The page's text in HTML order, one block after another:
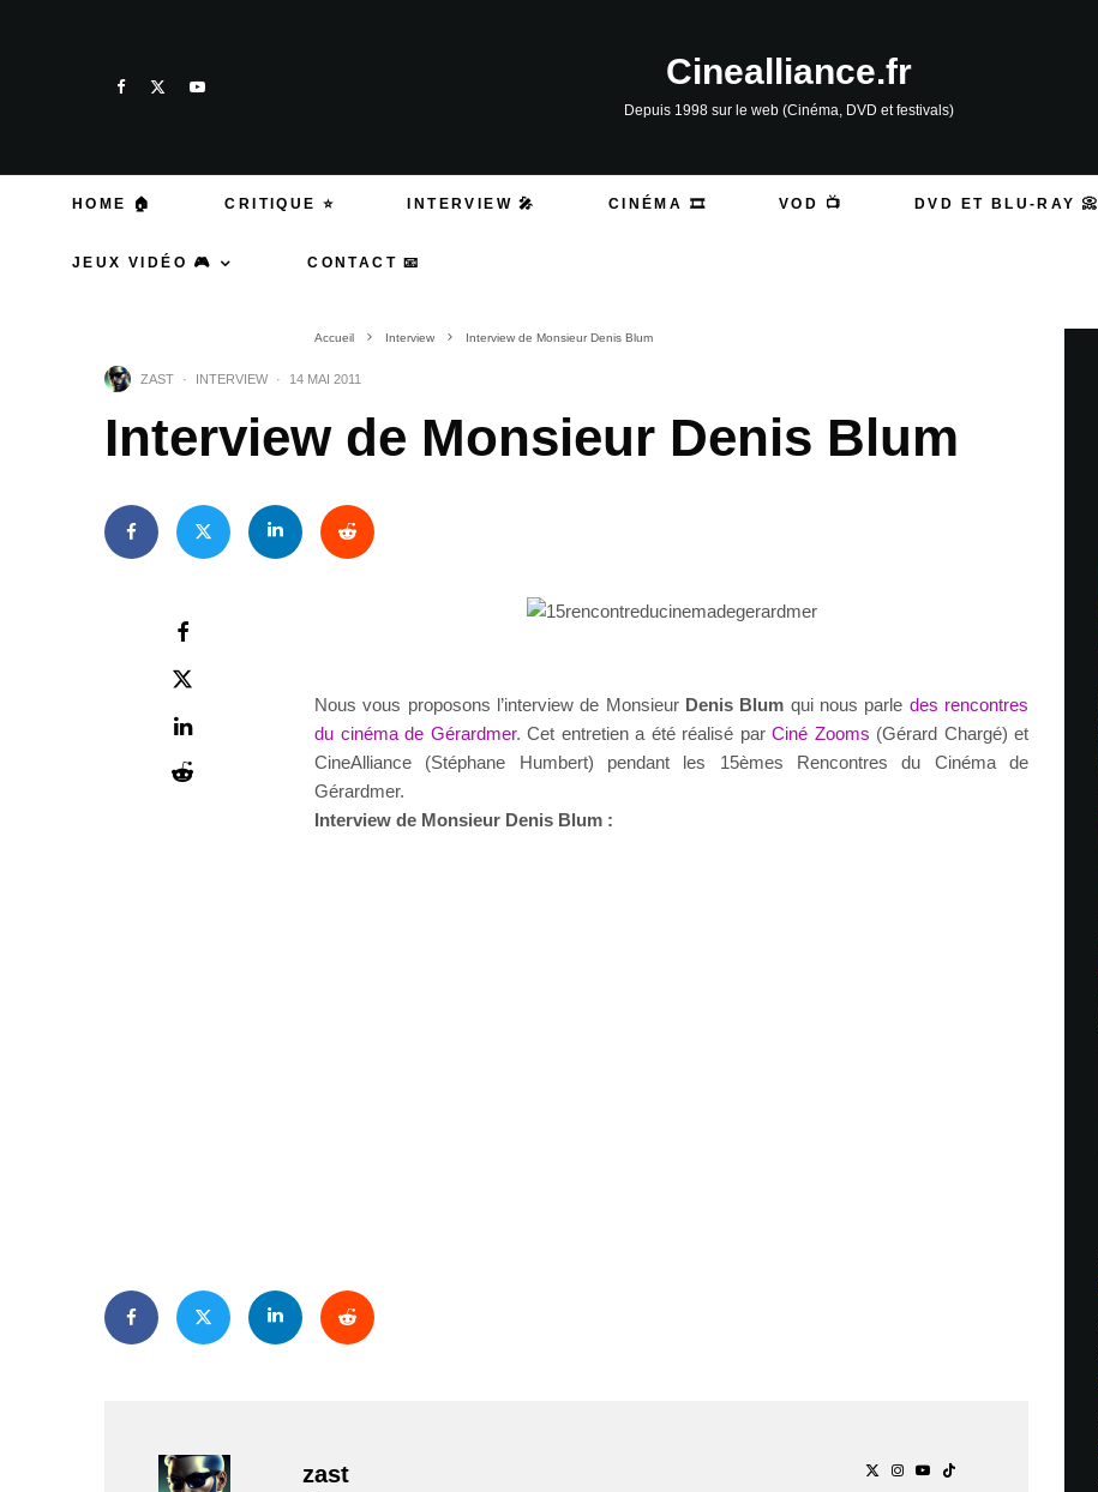
Cinealliance.fr
Depuis 1998 sur le web (Cinéma, DVD et festivals)
HOME 🏠 CRITIQUE ⭐ INTERVIEW 🎤 CINÉMA 🎞️ VOD 📺 DVD ET BLU-RAY 📀
JEUX VIDÉO 🎮 CONTACT 📧
Accueil Interview Interview de Monsieur Denis Blum
ZAST · INTERVIEW · 14 MAI 2011
Interview de Monsieur Denis Blum
Nous vous proposons l’interview de Monsieur Denis Blum qui nous parle des rencontres
du cinéma de Gérardmer. Cet entretien a été réalisé par Ciné Zooms (Gérard Chargé) et
CineAlliance (Stéphane Humbert) pendant les 15èmes Rencontres du Cinéma de
Gérardmer.
Interview de Monsieur Denis Blum :
zast